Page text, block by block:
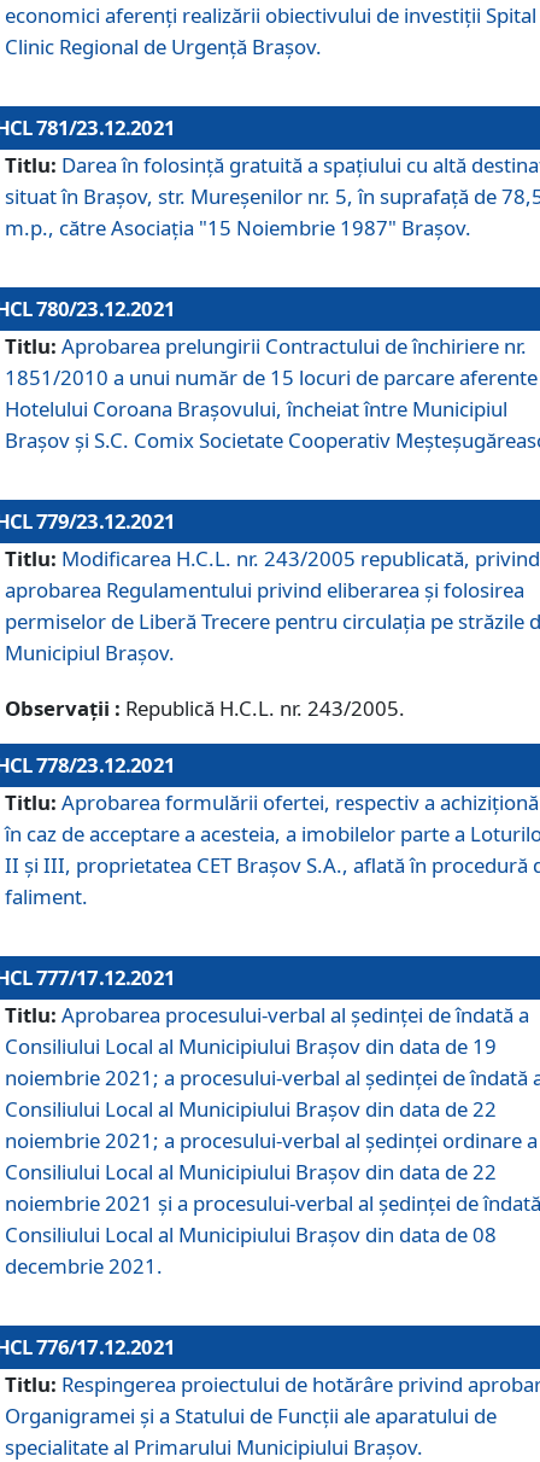
economici aferenți realizării obiectivului de investiții Spital
Clinic Regional de Urgență Brașov.
781/23.12.2021
Titlu: Darea în folosinţă gratuită a spaţiului cu altă
situat în Braşov, str. Mureşenilor nr. 5, în suprafaţă de
m.p., către Asociaţia "15 Noiembrie 1987" Braşov.
780/23.12.2021
Titlu: Aprobarea prelungirii Contractului de închiriere nr.
1851/2010 a unui număr de 15 locuri de parcare aferente
Hotelului Coroana Brașovului, încheiat între Municipiul
Braşov şi S.C. Comix Societate Cooperativ
779/23.12.2021
Titlu: Modificarea H.C.L. nr. 243/2005 republicată, privind
aprobarea Regulamentului privind eliberarea şi folosirea
permiselor de Liberă Trecere pentru circulația pe străzile
Municipiul Braşov.
Observații : Republică H.C.L. nr. 243/2005.
778/23.12.2021
Titlu: Aprobarea formulării ofertei, respectiv a
în caz de acceptare a acesteia, a imobilelor parte a
II și III, proprietatea CET Brașov S.A., aflată în procedură
faliment.
777/17.12.2021
Titlu: Aprobarea procesului-verbal al şedinţei de îndată a
Consiliului Local al Municipiului Braşov din data de 19
noiembrie 2021; a procesului-verbal al şedinţei de îndată
Consiliului Local al Municipiului Braşov din data de 22
noiembrie 2021; a procesului-verbal al şedinţei ordinare a
Consiliului Local al Municipiului Braşov din data de 22
noiembrie 2021 și a procesului-verbal al şedinţei de
Consiliului Local al Municipiului Braşov din data de 08
decembrie 2021.
776/17.12.2021
Titlu: Respingerea proiectului de hotărâre privind
Organigramei şi a Statului de Funcţii ale aparatului de
specialitate al Primarului Municipiului Braşov.